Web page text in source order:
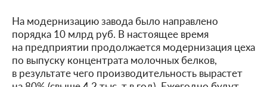
На модернизацию завода было направлено
порядка 10 млрд руб. В настоящее время
на предприятии продолжается модернизация цеха
по выпуску концентрата молочных белков,
в результате чего производительность вырастет